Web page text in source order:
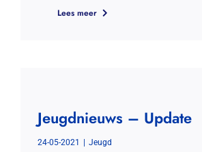
Lees meer
Jeugdnieuws – Update
24-05-2021 | Jeugd